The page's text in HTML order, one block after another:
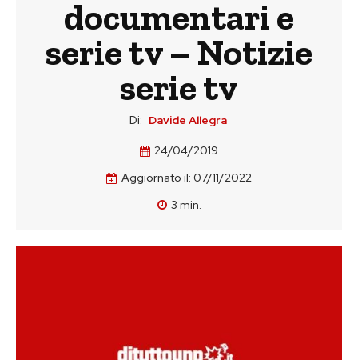
documentari e
serie tv – Notizie
serie tv
Di: Davide Allegra
24/04/2019
Aggiornato il: 07/11/2022
3 min.